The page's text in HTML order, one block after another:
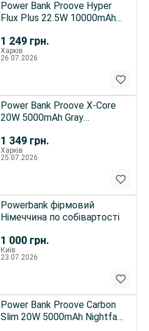
1 249 грн.
Power Bank Proove Hyper
Flux Plus 22.5W 10000mAh
Харків
26.07.2026
1 349 грн.
Power Bank Proove X-Core
20W 5000mAh Gray
Харків
25.07.2026
1 000 грн.
Powerbank фірмовий
Німеччина по собівартості
Київ
23.07.2026
Power Bank Proove Carbon
Slim 20W 5000mAh Nightfall